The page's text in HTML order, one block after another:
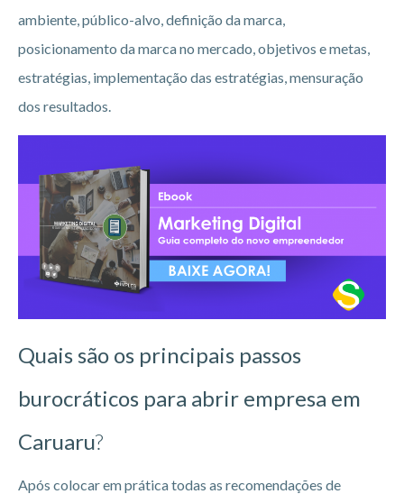
ambiente, público-alvo, definição da marca,
posicionamento da marca no mercado, objetivos e metas,
estratégias, implementação das estratégias, mensuração
dos resultados.
Quais são os principais passos
burocráticos para abrir empresa em
Caruaru?
Após colocar em prática todas as recomendações de